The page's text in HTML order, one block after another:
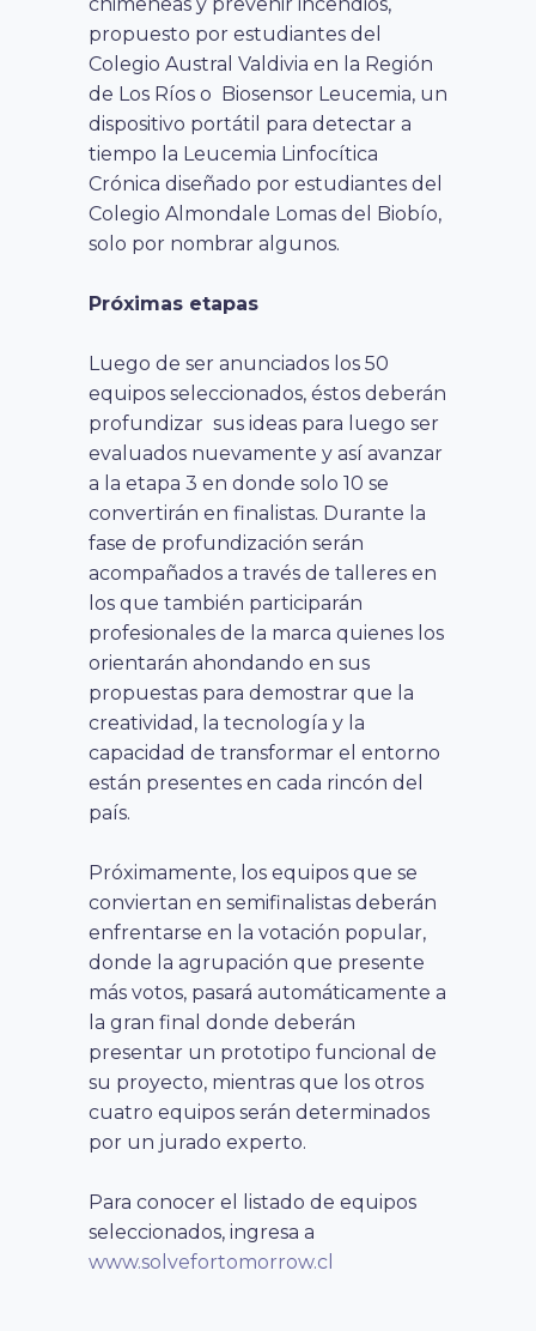
propuesto por estudiantes del
Colegio Austral Valdivia en la Región
de Los Ríos o Biosensor Leucemia, un
dispositivo portátil para detectar a
tiempo la Leucemia Linfocítica
Crónica diseñado por estudiantes del
Colegio Almondale Lomas del Biobío,
solo por nombrar algunos.
Próximas etapas
Luego de ser anunciados los 50
equipos seleccionados, éstos deberán
profundizar sus ideas para luego ser
evaluados nuevamente y así avanzar
a la etapa 3 en donde solo 10 se
convertirán en finalistas. Durante la
fase de profundización serán
acompañados a través de talleres en
los que también participarán
profesionales de la marca quienes los
orientarán ahondando en sus
propuestas para demostrar que la
creatividad, la tecnología y la
capacidad de transformar el entorno
están presentes en cada rincón del
país.
Próximamente, los equipos que se
conviertan en semifinalistas deberán
enfrentarse en la votación popular,
donde la agrupación que presente
más votos, pasará automáticamente a
la gran final donde deberán
presentar un prototipo funcional de
su proyecto, mientras que los otros
cuatro equipos serán determinados
por un jurado experto.
Para conocer el listado de equipos
seleccionados, ingresa a
www.solvefortomorrow.cl